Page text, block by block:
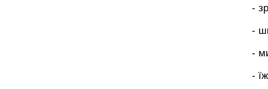
-
-
-
-